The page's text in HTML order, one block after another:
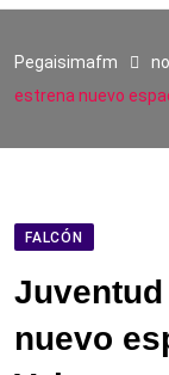
Pegaisimafm
estrena nuevo
FALCÓN
nuevo